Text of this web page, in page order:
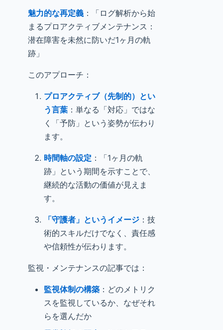
魅力的な再定義 ：「ログ解析から始
まるプロアクティブメンテナンス：
潜在障害を未然に防いだ1ヶ月の軌
跡」
このアプローチ：
プロアクティブ（先制的）とい
う言葉 ：単なる「対応」ではな
く「予防」という姿勢が伝わり
ます。
時間軸の設定 ：「1ヶ月の軌
跡」という期間を示すことで、
継続的な活動の価値が見えま
す。
「守護者」というイメージ ：技
術的スキルだけでなく、責任感
や信頼性が伝わります。
監視・メンテナンスの記事では：
監視体制の構築 ：どのメトリク
スを監視しているか、なぜそれ
らを選んだか